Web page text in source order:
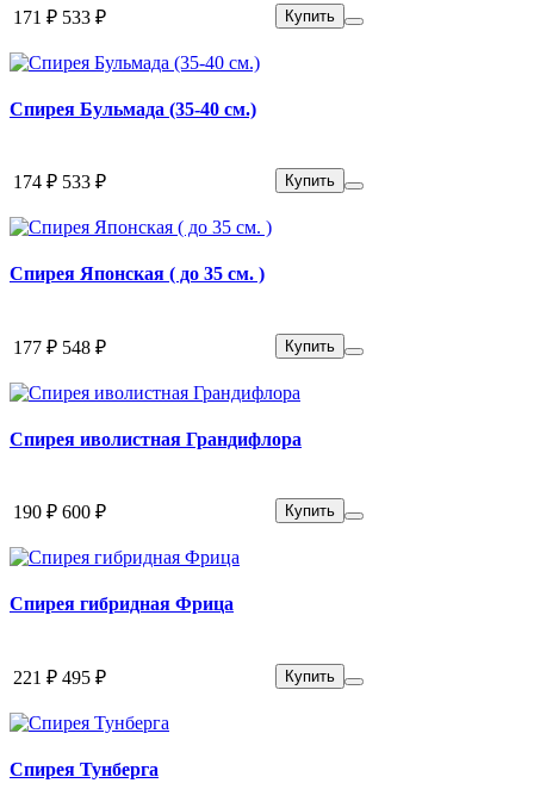
171 ₽ 533 ₽ Купить
Спирея Бульмада (35-40 см.)
174 ₽ 533 ₽ Купить
Спирея Японская ( до 35 см. )
177 ₽ 548 ₽ Купить
Спирея иволистная Грандифлора
190 ₽ 600 ₽ Купить
Спирея гибридная Фрица
221 ₽ 495 ₽ Купить
Спирея Тунберга